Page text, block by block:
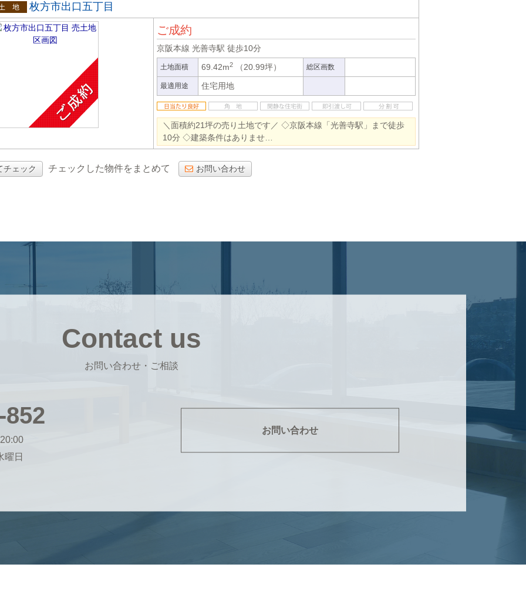
地
枚方市出口五丁目
ご成約
京阪本線 光善寺駅 徒歩10分
土地面積 69.42m2 （20.99坪） 総区画数
最適用途 住宅用地
＼面積約21坪の売り土地です／ ◇京阪本線「光善寺駅」まで徒歩
10分 ◇建築条件はありませ…
チェック チェックした物件をまとめて お問い合わせ
Contact us
お問い合わせ・ご相談
852
曜日
お問い合わせ